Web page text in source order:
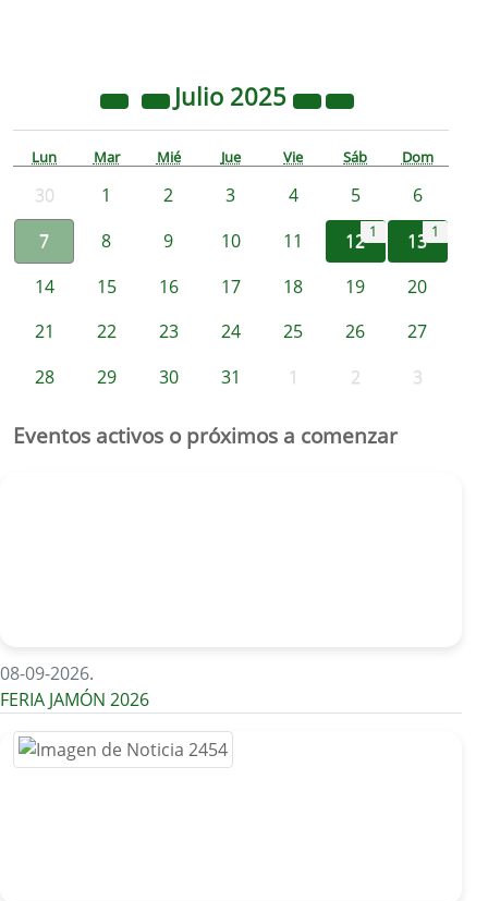
Julio 2025
Lun Mar Mié Jue Vie Sáb Dom
30 1 2 3 4 5
6
7
8 9 10 11 12 1 13 1
14 15 16 17 18 19
20
21
22 23 24 25 26
27
28
29 30 31 1 2 3
Eventos activos o próximos a comenzar
08-09-2026.
FERIA JAMÓN 2026